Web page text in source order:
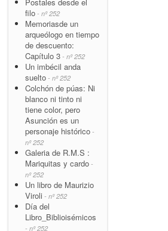
filo - nº 252
Memoriasde un
arqueólogo en tiempo
de descuento:
Capítulo 3 - nº 252
Un imbécil anda
suelto - nº 252
Colchón de púas: Ni
blanco ni tinto ni
tiene color, pero
Asunción es un
personaje histórico -
nº 252
Galeria de R.M.S :
Mariquitas y cardo -
nº 252
Un libro de Maurizio
Viroli - nº 252
Día del
Libro_Biblioisémicos
- nº 252